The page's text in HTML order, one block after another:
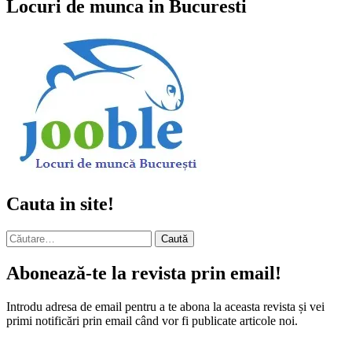
Locuri de munca in Bucuresti
Cauta in site!
Caută
după:
Abonează-te la revista prin email!
Introdu adresa de email pentru a te abona la aceasta revista și vei
primi notificări prin email când vor fi publicate articole noi.